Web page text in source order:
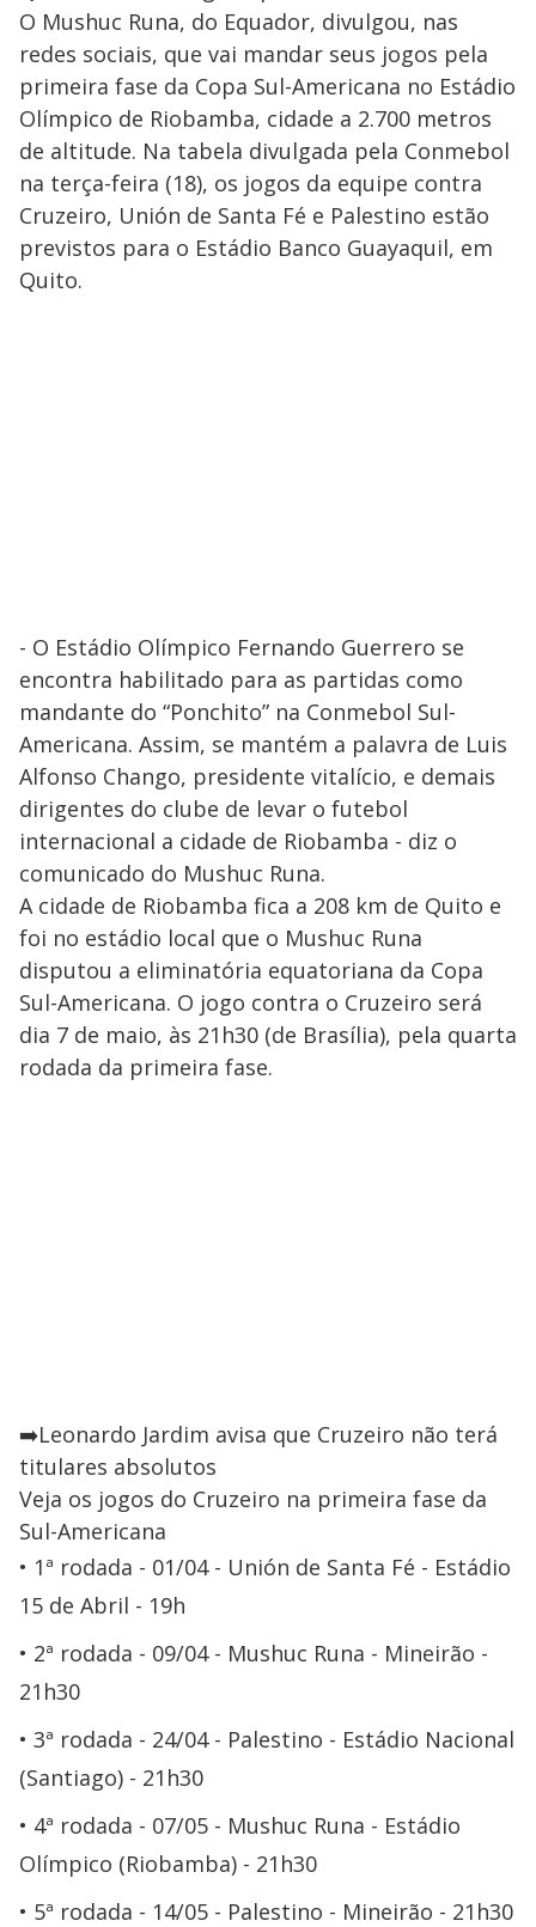
O Mushuc Runa, do Equador, divulgou, nas
redes sociais, que vai mandar seus jogos pela
primeira fase da Copa Sul-Americana no Estádio
Olímpico de Riobamba, cidade a 2.700 metros
de altitude. Na tabela divulgada pela Conmebol
na terça-feira (18), os jogos da equipe contra
Cruzeiro, Unión de Santa Fé e Palestino estão
previstos para o Estádio Banco Guayaquil, em
Quito.
- O Estádio Olímpico Fernando Guerrero se
encontra habilitado para as partidas como
mandante do “Ponchito” na Conmebol Sul-
Americana. Assim, se mantém a palavra de Luis
Alfonso Chango, presidente vitalício, e demais
dirigentes do clube de levar o futebol
internacional a cidade de Riobamba - diz o
comunicado do Mushuc Runa.
A cidade de Riobamba fica a 208 km de Quito e
foi no estádio local que o Mushuc Runa
disputou a eliminatória equatoriana da Copa
Sul-Americana. O jogo contra o Cruzeiro será
dia 7 de maio, às 21h30 (de Brasília), pela quarta
rodada da primeira fase.
➡️Leonardo Jardim avisa que Cruzeiro não terá
titulares absolutos
Veja os jogos do Cruzeiro na primeira fase da
Sul-Americana
1ª rodada - 01/04 - Unión de Santa Fé - Estádio
15 de Abril - 19h
2ª rodada - 09/04 - Mushuc Runa - Mineirão -
21h30
3ª rodada - 24/04 - Palestino - Estádio Nacional
(Santiago) - 21h30
4ª rodada - 07/05 - Mushuc Runa - Estádio
Olímpico (Riobamba) - 21h30
5ª rodada - 14/05 - Palestino - Mineirão - 21h30